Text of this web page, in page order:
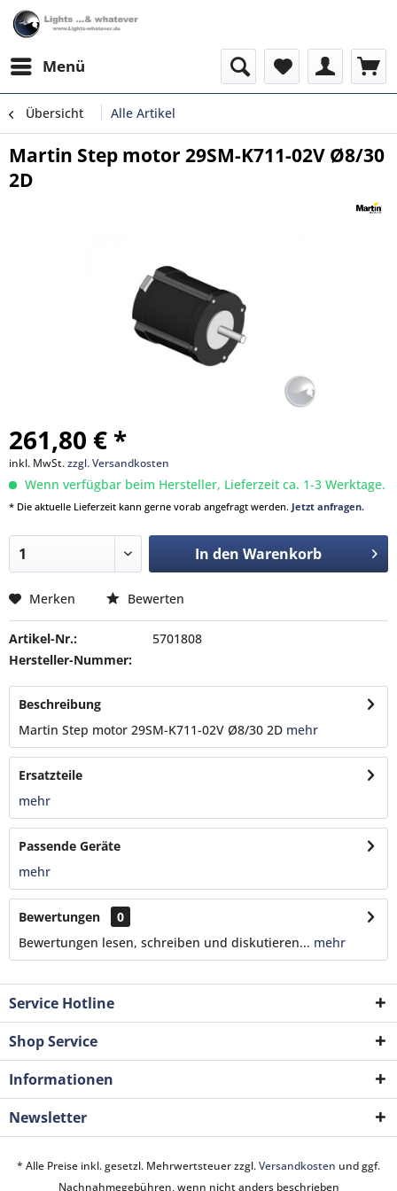
Menü
Übersicht Alle Artikel
Martin Step motor 29SM-K711-02V Ø8/30
2D
261,80 € *
inkl. MwSt.zzgl. Versandkosten
Wenn verfügbar beim Hersteller, Lieferzeit ca. 1-3 Werktage.
* Die aktuelle Lieferzeit kann gerne vorab angefragt werden. Jetzt anfragen.
In den Warenkorb
Merken Bewerten
Artikel-Nr.:
5701808
Hersteller-Nummer:
Beschreibung
Martin Step motor 29SM-K711-02V Ø8/30 2D mehr
Ersatzteile
mehr
Passende Geräte
mehr
Bewertungen
0
Bewertungen lesen, schreiben und diskutieren... mehr
Service Hotline
Shop Service
Informationen
Newsletter
* Alle Preise inkl. gesetzl. Mehrwertsteuer zzgl.Versandkosten und ggf.
Nachnahmegebühren, wenn nicht anders beschrieben